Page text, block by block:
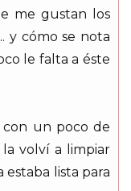
me gustan los
y cómo se nota
le falta a éste
un poco de
volví a limpiar
lista para